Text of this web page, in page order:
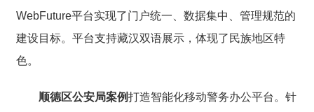
WebFuture平台实现了门户统一、数据集中、管理规范的
建设目标。平台支持藏汉双语展示，体现了民族地区特
色。
顺德区公安局案例打造智能化移动警务办公平台。针